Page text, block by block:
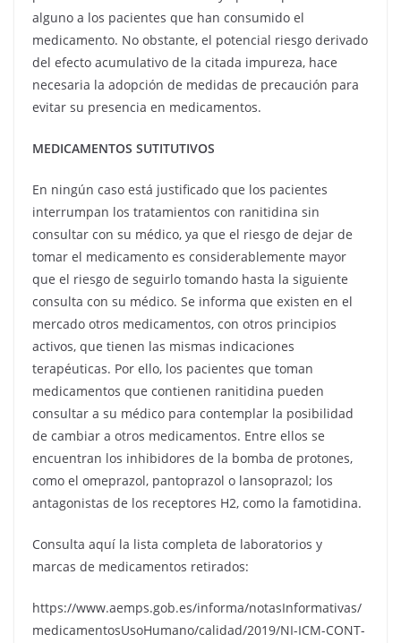
alguno a los pacientes que han consumido el
medicamento. No obstante, el potencial riesgo derivado
del efecto acumulativo de la citada impureza, hace
necesaria la adopción de medidas de precaución para
evitar su presencia en medicamentos.
MEDICAMENTOS SUTITUTIVOS
En ningún caso está justificado que los pacientes
interrumpan los tratamientos con ranitidina sin
consultar con su médico, ya que el riesgo de dejar de
tomar el medicamento es considerablemente mayor
que el riesgo de seguirlo tomando hasta la siguiente
consulta con su médico. Se informa que existen en el
mercado otros medicamentos, con otros principios
activos, que tienen las mismas indicaciones
terapéuticas. Por ello, los pacientes que toman
medicamentos que contienen ranitidina pueden
consultar a su médico para contemplar la posibilidad
de cambiar a otros medicamentos. Entre ellos se
encuentran los inhibidores de la bomba de protones,
como el omeprazol, pantoprazol o lansoprazol; los
antagonistas de los receptores H2, como la famotidina.
Consulta aquí la lista completa de laboratorios y
marcas de medicamentos retirados:
https://www.aemps.gob.es/informa/notasInformativas/
medicamentosUsoHumano/calidad/2019/NI-ICM-CONT-